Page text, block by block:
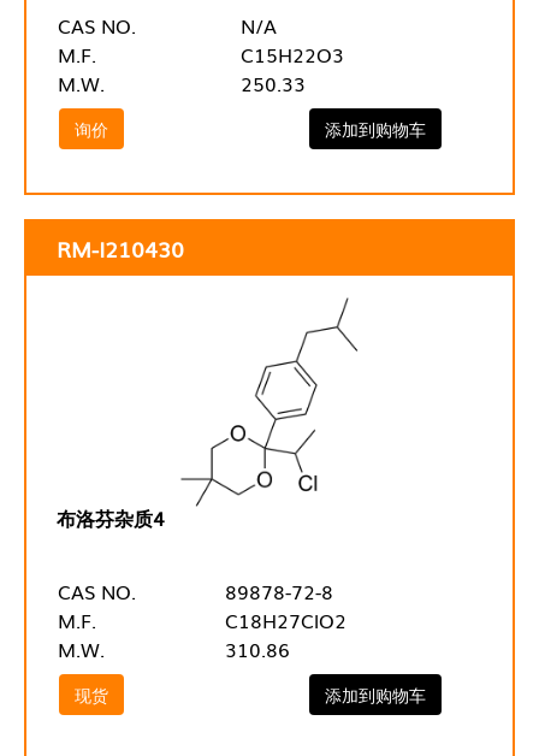
CAS NO.
N/A
M.F.
C15H22O3
M.W.
250.33
询价 添加到购物车
RM-I210430
布洛芬杂质4
CAS NO.
89878-72-8
M.F.
C18H27ClO2
M.W.
310.86
现货 添加到购物车